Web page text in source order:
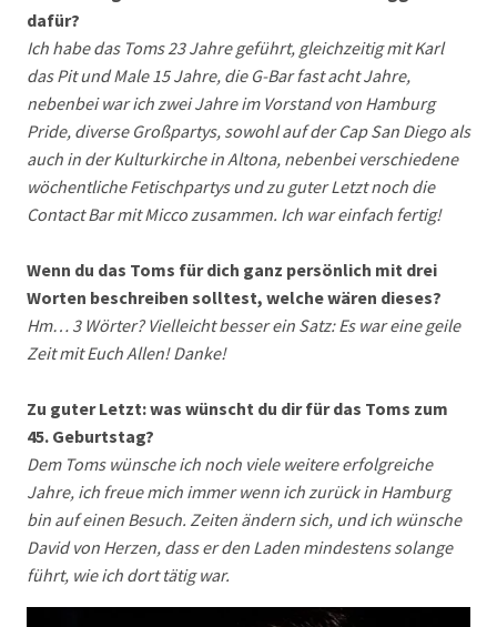
dafür?
Ich habe das Toms 23 Jahre geführt, gleichzeitig mit Karl
das Pit und Male 15 Jahre, die G-Bar fast acht Jahre,
nebenbei war ich zwei Jahre im Vorstand von Hamburg
Pride, diverse Großpartys, sowohl auf der Cap San Diego als
auch in der Kulturkirche in Altona, nebenbei verschiedene
wöchentliche Fetischpartys und zu guter Letzt noch die
Contact Bar mit Micco zusammen. Ich war einfach fertig!
Wenn du das Toms für dich ganz persönlich mit drei
Worten beschreiben solltest, welche wären dieses?
Hm… 3 Wörter? Vielleicht besser ein Satz: Es war eine geile
Zeit mit Euch Allen! Danke!
Zu guter Letzt: was wünscht du dir für das Toms zum
45. Geburtstag?
Dem Toms wünsche ich noch viele weitere erfolgreiche
Jahre, ich freue mich immer wenn ich zurück in Hamburg
bin auf einen Besuch. Zeiten ändern sich, und ich wünsche
David von Herzen, dass er den Laden mindestens solange
führt, wie ich dort tätig war.